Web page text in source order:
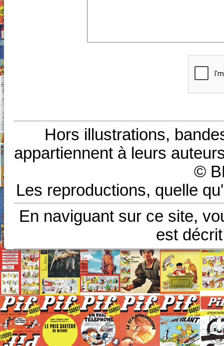
Hors illustrations,
appartiennent à leurs
©
Les reproductions, quelle
En naviguant sur ce site,
est